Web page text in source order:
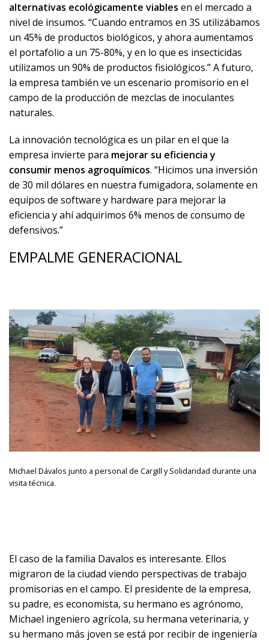
alternativas ecológicamente viables en el mercado a
nivel de insumos. “Cuando entramos en 3S utilizábamos
un 45% de productos biológicos, y ahora aumentamos
el portafolio a un 75-80%, y en lo que es insecticidas
utilizamos un 90% de productos fisiológicos.” A futuro,
la empresa también ve un escenario promisorio en el
campo de la producción de mezclas de inoculantes
naturales.
La innovación tecnológica es un pilar en el que la
empresa invierte para mejorar su eficiencia y
consumir menos agroquímicos. “Hicimos una inversión
de 30 mil dólares en nuestra fumigadora, solamente en
equipos de software y hardware para mejorar la
eficiencia y ahí adquirimos 6% menos de consumo de
defensivos.”
EMPALME GENERACIONAL
Michael Dávalos junto a personal de Cargill y Solidaridad durante una
visita técnica.
El caso de la familia Davalos es interesante. Ellos
migraron de la ciudad viendo perspectivas de trabajo
promisorias en el campo. El presidente de la empresa,
su padre, es economista, su hermano es agrónomo,
Michael ingeniero agrícola, su hermana veterinaria, y
su hermano más joven se está por recibir de ingeniería